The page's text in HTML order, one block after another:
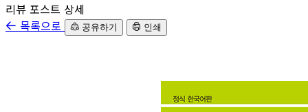
본문으로 바로가기
리뷰 포스트 상세
목록으로
공유하기 인쇄